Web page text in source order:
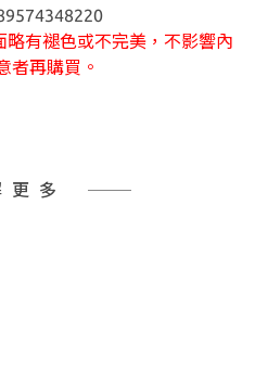
有褪色或不完美，不影響內
者再購買。
更多